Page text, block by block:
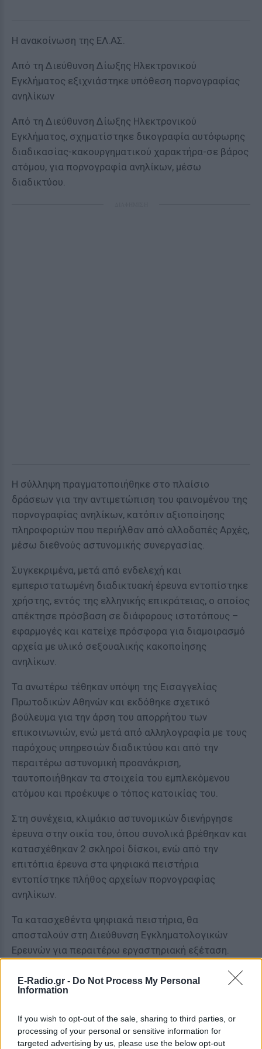
E-Radio.gr - Do Not Process My Personal
Information
If you wish to opt-out of the sale, sharing to third parties, or
processing of your personal or sensitive information for
targeted advertising by us, please use the below opt-out
Η ανακοίνωση της ΕΛ.ΑΣ.
Από τη Διεύθυνση Δίωξης Ηλεκτρονικού
Εγκλήματος εξιχνιάστηκε υπόθεση πορνογραφίας
ανηλίκων
Από τη Διεύθυνση Δίωξης Ηλεκτρονικού
Εγκλήματος, σχηματίστηκε δικογραφία αυτόφωρης
διαδικασίας-κακουργηματικού χαρακτήρα-σε βάρος
ατόμου, για πορνογραφία ανηλίκων, μέσω
διαδικτύου.
Η σύλληψη πραγματοποιήθηκε στο πλαίσιο
δράσεων για την αντιμετώπιση του φαινομένου της
πορνογραφίας ανηλίκων, κατόπιν αξιοποίησης
πληροφοριών που περιήλθαν από αλλοδαπές Αρχές,
μέσω διεθνούς αστυνομικής συνεργασίας.
Συγκεκριμένα, μετά από ενδελεχή και
εμπεριστατωμένη διαδικτυακή έρευνα εντοπίστηκε
χρήστης, εντός της ελληνικής επικράτειας, ο οποίος
απέκτησε πρόσβαση σε διάφορους ιστοτόπους –
εφαρμογές και κατείχε πρόσφορα για διαμοιρασμό
αρχεία με υλικό σεξουαλικής κακοποίησης
ανηλίκων.
Τα ανωτέρω τέθηκαν υπόψη της Εισαγγελίας
Πρωτοδικών Αθηνών και εκδόθηκε σχετικό
βούλευμα για την άρση του απορρήτου των
επικοινωνιών, ενώ μετά από αλληλογραφία με τους
παρόχους υπηρεσιών διαδικτύου και από την
περαιτέρω αστυνομική προανάκριση,
ταυτοποιήθηκαν τα στοιχεία του εμπλεκόμενου
ατόμου και προέκυψε ο τόπος κατοικίας του.
Στη συνέχεια, κλιμάκιο αστυνομικών διενήργησε
έρευνα στην οικία του, όπου συνολικά βρέθηκαν και
κατασχέθηκαν 2 σκληροί δίσκοι, ενώ από την
επιτόπια έρευνα στα ψηφιακά πειστήρια
εντοπίστηκε πλήθος αρχείων πορνογραφίας
ανηλίκων.
Τα κατασχεθέντα ψηφιακά πειστήρια, θα
αποσταλούν στη Διεύθυνση Εγκληματολογικών
Ερευνών για περαιτέρω εργαστηριακή εξέταση.
Ο συλληφθείς, με τη δικογραφία που σχηματίστηκε
σε βάρος του, οδηγήθηκε στον αρμόδιο Εισαγγελέα,
διατάχθηκε η προσωρινή του κράτηση.
Οι εκδόσεις Καστανιώτη διέκοψαν τη